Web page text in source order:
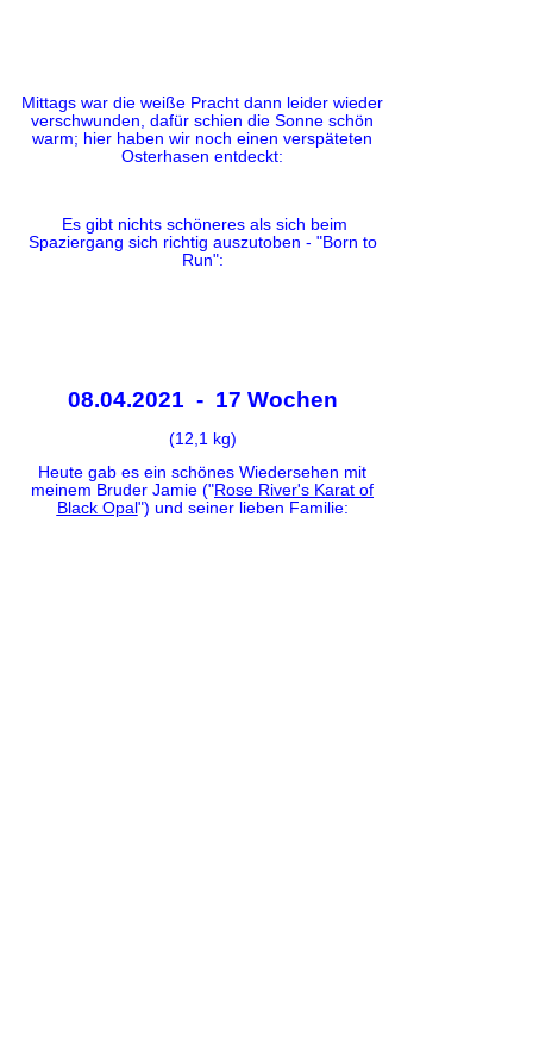
Mittags war die weiße Pracht dann leider wieder
verschwunden, dafür schien die Sonne schön
warm; hier haben wir noch einen verspäteten
Osterhasen entdeckt:
Es gibt nichts schöneres als sich beim
Spaziergang sich richtig auszutoben - "Born to
Run":
08.04.2021 - 17 Wochen
(12,1 kg)
Heute gab es ein schönes Wiedersehen mit
meinem Bruder Jamie ("Rose River's Karat of
Black Opal ") und seiner lieben Familie: